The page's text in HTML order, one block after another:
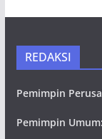
REDAKSI
Pemimpin
Pemimpin Umum: